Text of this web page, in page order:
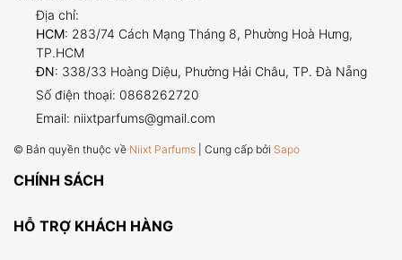
Địa chỉ:
HCM: 283/74 Cách Mạng Tháng 8, Phường Hoà Hưng,
TP.HCM
ĐN: 338/33 Hoàng Diệu, Phường Hải Châu, TP. Đà Nẵng
Số điện thoại: 0868262720
Email: niixtparfums@gmail.com
© Bản quyền thuộc về Niixt Parfums | Cung cấp bởi Sapo
CHÍNH SÁCH
HỖ TRỢ KHÁCH HÀNG